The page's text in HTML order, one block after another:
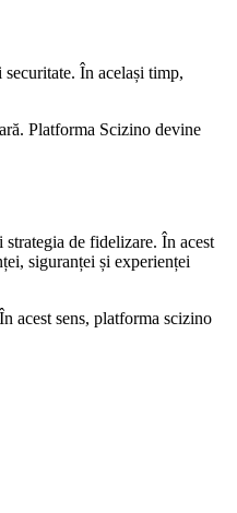
În același timp,
Platforma Scizino devine
de fidelizare. În acest
siguranței și experienței
acest sens, platforma scizino